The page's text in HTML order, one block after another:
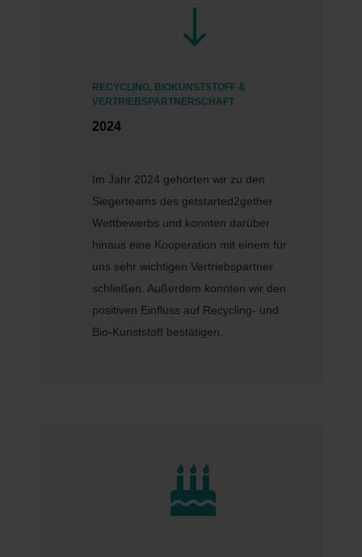
"
RECYCLING, BIOKUNSTSTOFF &
VERTRIEBSPARTNERSCHAFT
2024
Im Jahr 2024 gehörten wir zu den
Siegerteams des getstarted2gether
Wettbewerbs und konnten darüber
hinaus eine Kooperation mit einem für
uns sehr wichtigen Vertriebspartner
schließen. Außerdem konnten wir den
positiven Einfluss auf Recycling- und
Bio-Kunststoff bestätigen.
